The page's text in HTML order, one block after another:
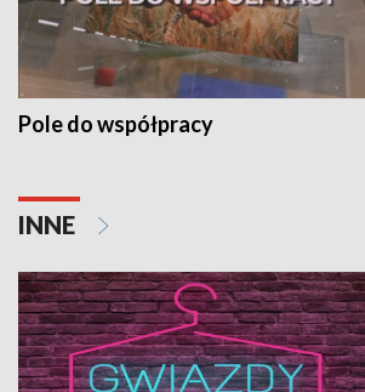
Pole do współpracy
INNE